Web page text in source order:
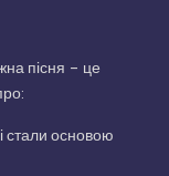
пісня – це
стали основою